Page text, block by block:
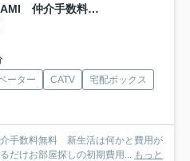
レジュールアッシュ難波MINAMI 仲介手数料無料
ーター CATV
宅配ボックス
手数料無料 新生活は何かと費用が
だけお部屋探しの初期費用...
もっと